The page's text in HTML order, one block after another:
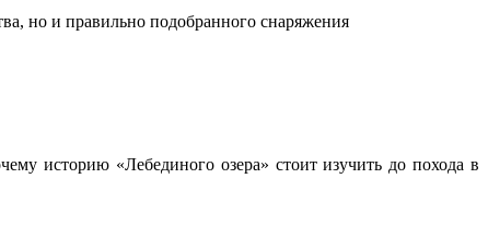
но и правильно подобранного снаряжения
историю «Лебединого озера» стоит изучить до похода в